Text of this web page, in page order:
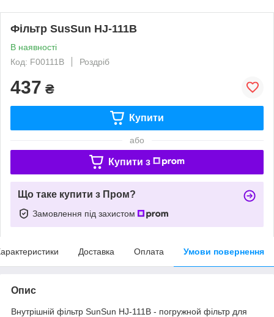
Фільтр SusSun HJ-111B
В наявності
Код: F00111B
Роздріб
437 ₴
Купити
або
Купити з
Що таке купити з Пром?
Замовлення під захистом
Доставка Оплата Умови повернення
Опис
Внутрішній фільтр SunSun HJ-111B - погружной фільтр для